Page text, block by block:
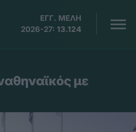
ΕΓΓ. ΜΕΛΗ
2026-27: 13.124
με